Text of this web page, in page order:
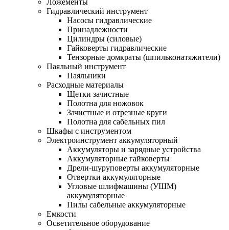
Ложементы
Гидравлический инструмент
Насосы гидравлические
Принадлежности
Цилиндры (силовые)
Гайковерты гидравлические
Тензорные домкраты (шпильконатяжители)
Паяльный инструмент
Паяльники
Расходные материалы
Щетки зачистные
Полотна для ножовок
Зачистные и отрезные круги
Полотна для сабельных пил
Шкафы с инструментом
Электроинструмент аккумуляторный
Аккумуляторы и зарядные устройства
Аккумуляторные гайковерты
Дрели-шуруповерты аккумуляторные
Отвертки аккумуляторные
Угловые шлифмашины (УШМ)
аккумуляторные
Пилы сабельные аккумуляторные
Емкости
Осветительное оборудование